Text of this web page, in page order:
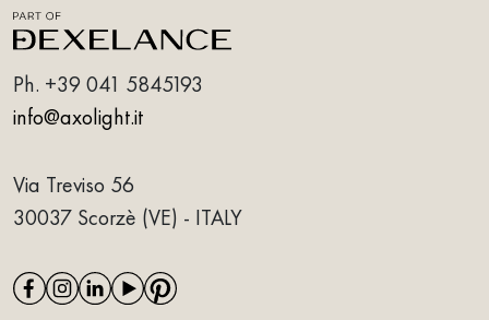
Ph. +39 041 5845193
info@axolight.it
Via Treviso 56
30037 Scorzè (VE) - ITALY